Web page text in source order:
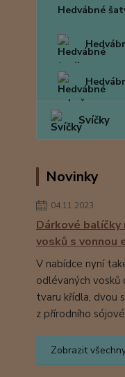
Hedvábné
Svíčky
Novinky
04.11.2023
Dárkové balíčky
vosků s vonnou
V nabídce nyní
odlévaných
tvaru křídla, dvou
z přírodního
Zobrazit